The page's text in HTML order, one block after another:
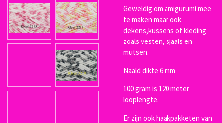
Geweldig om amigurumi mee
te maken maar ook
dekens,kussens of kleding
zoals vesten, sjaals en
mutsen.
Naald dikte 6 mm
100 gram is 120 meter
looplengte.
Er zijn ook haakpakketen van